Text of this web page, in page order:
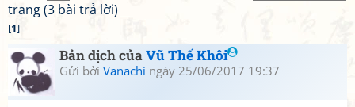
trang (3 bài trả lời)
[1]
Bản dịch củaVũ Thế Khôi
Gửi bởi Vanachi ngày 25/06/2017 19:37